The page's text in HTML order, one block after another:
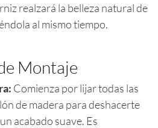
realzará la belleza natural de
al mismo tiempo.
Montaje
Comienza por lijar todas las
de madera para deshacerte
acabado suave. Es